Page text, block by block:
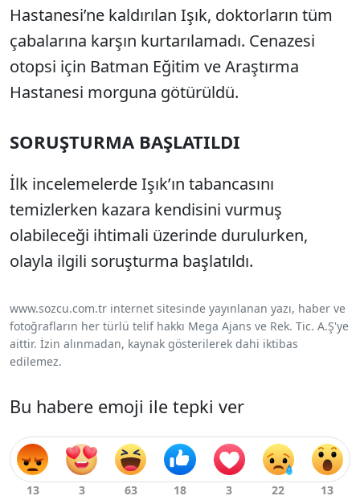
Hastanesi’ne kaldırılan Işık, doktorların tüm
çabalarına karşın kurtarılamadı. Cenazesi
otopsi için Batman Eğitim ve Araştırma
Hastanesi morguna götürüldü.
SORUŞTURMA BAŞLATILDI
İlk incelemelerde Işık’ın tabancasını
temizlerken kazara kendisini vurmuş
olabileceği ihtimali üzerinde durulurken,
olayla ilgili soruşturma başlatıldı.
www.sozcu.com.tr internet sitesinde yayınlanan yazı, haber ve
fotoğrafların her türlü telif hakkı Mega Ajans ve Rek. Tic. A.Ş'ye
aittir. İzin alınmadan, kaynak gösterilerek dahi iktibas
edilemez.
Bu habere emoji ile tepki ver